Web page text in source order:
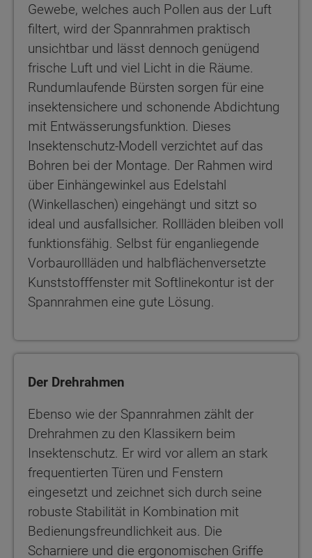
Gewebe, welches auch Pollen aus der Luft
filtert, wird der Spannrahmen praktisch
unsichtbar und lässt dennoch genügend
frische Luft und viel Licht in die Räume.
Rundumlaufende Bürsten sorgen für eine
insektensichere und schonende Abdichtung
mit Entwässerungsfunktion. Dieses
Insektenschutz-Modell verzichtet auf das
Bohren bei der Montage. Der Rahmen wird
über Einhängewinkel aus Edelstahl
(Winkellaschen) eingehängt und sitzt so
ideal und ausfallsicher. Rollläden bleiben voll
funktionsfähig. Selbst für enganliegende
Vorbaurollläden und halbflächenversetzte
Kunststofffenster mit Softlinekontur ist der
Spannrahmen eine gute Lösung.
Der Drehrahmen
Ebenso wie der Spannrahmen zählt der
Drehrahmen zu den Klassikern beim
Insektenschutz. Er wird vor allem an stark
frequentierten Türen und Fenstern
eingesetzt und zeichnet sich durch seine
robuste Stabilität in Kombination mit
Bedienungsfreundlichkeit aus. Die
Scharniere und die ergonomischen Griffe